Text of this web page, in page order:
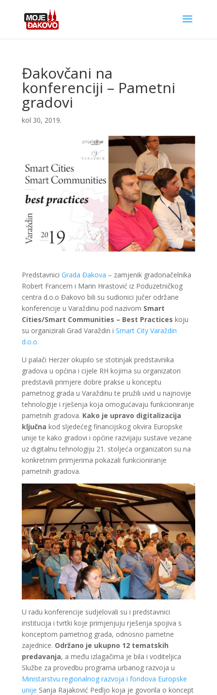
Đakovčani na
konferenciji – Pametni
gradovi
kol 30, 2019.
Predstavnici Grada Đakova – zamjenik gradonačelnika
Robert Francem i Marin Hrastović iz Poduzetničkog
centra d.o.o Đakovo bili su sudionici jučer održane
konferencije u Varaždinu pod nazivom Smart
Cities/Smart Communities – Best Practices koju
su organizirali Grad Varaždin i Smart City Varaždin
d.o.o.
U palači Herzer okupilo se stotinjak predstavnika
gradova u općina i cijele RH kojima su organizatori
predstavili primjere dobre prakse u konceptu
pametnog grada u Varaždinu te pružili uvid u najnovije
tehnologije i rješenja koja omogućavaju funkcioniranje
pametnih gradova. Kako je upravo digitalizacija
ključna kod sljedećeg financijskog okvira Europske
unije te kako gradovi i općine razvijaju sustave vezane
uz digitalnu tehnologiju 21. stoljeća organizatori su na
konkretnim primjerima pokazali funkcioniranje
pametnih gradova.
U radu konferencije sudjelovali su i predstavnici
institucija i tvrtki koje primjenjuju rješenja spojiva s
konceptom pametnog grada, odnosno pametne
zajednice. Održano je ukupno 12 tematskih
predavanja, a među izlagačima je bila i voditeljica
Službe za provedbu programa urbanog razvoja u
Ministarstvu regionalnog razvoja i fondova Europske
unije Sanja Rajaković Pedljo koja je govorila o koncept